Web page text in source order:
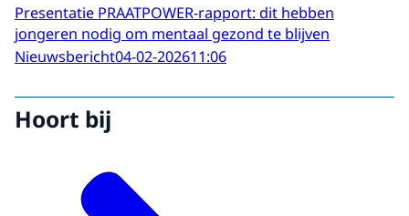
Presentatie PRAATPOWER-rapport: dit hebben
jongeren nodig om mentaal gezond te blijven
Nieuwsbericht04-02-202611:06
Hoort bij